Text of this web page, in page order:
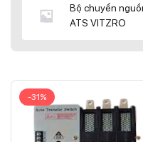
Bộ chuyển
ATS VITZRO
-31%